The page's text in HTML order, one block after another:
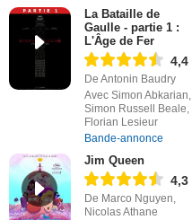
La Bataille de
Gaulle - partie 1 :
L'Âge de Fer
4,4
De Antonin Baudry
Avec Simon Abkarian,
Simon Russell Beale,
Florian Lesieur
Bande-annonce
Jim Queen
4,3
De Marco Nguyen,
Nicolas Athane